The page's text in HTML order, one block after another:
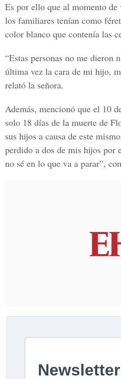
Es por ello que al momento
los familiares tenían como
color blanco que contenía las
“Estas personas no me dieron
última vez la cara de mi hijo,
relató la señora.
Además, mencionó que el 10
solo 18 días de la muerte de
sus hijos a causa de este
perdido a dos de mis hijos por
no sé en lo que va a parar”,